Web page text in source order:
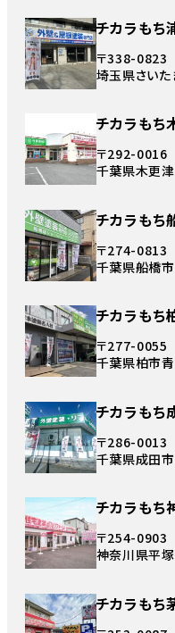
チカラもち
〒338-0823
埼玉県さい
チカラもち
〒292-0016
千葉県木更
チカラもち
〒274-0813
千葉県船橋
チカラもち
〒277-0055
千葉県柏市
チカラもち
〒286-0013
千葉県成田
チカラもち
〒254-0903
神奈川県平
チカラもち